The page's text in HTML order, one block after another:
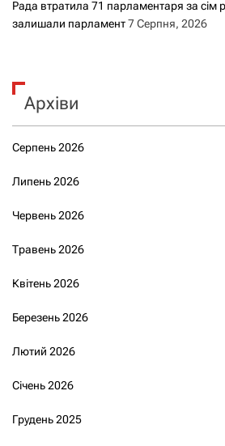
Рада втратила 71 парламентаря за сім
залишали парламент7 Серпня, 2026
Архіви
Серпень 2026
Липень 2026
Червень 2026
Травень 2026
Квітень 2026
Березень 2026
Лютий 2026
Січень 2026
Грудень 2025